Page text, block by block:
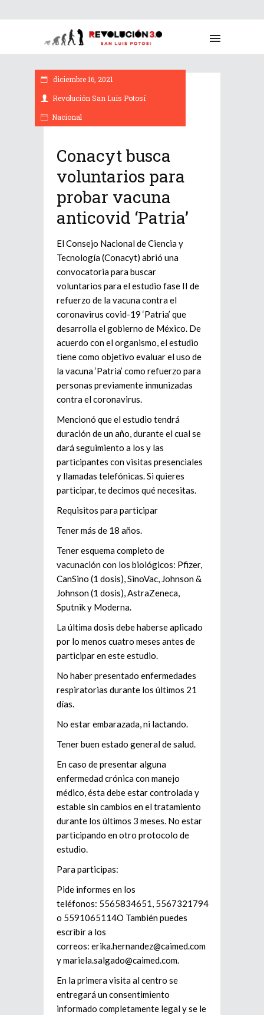
diciembre 16, 2021
Revolución San Luis Potosí
Nacional
Conacyt busca
voluntarios para
probar vacuna
anticovid ‘Patria’
El Consejo Nacional de Ciencia y
Tecnología (Conacyt) abrió una
convocatoria para buscar
voluntarios para el estudio fase II de
refuerzo de la vacuna contra el
coronavirus covid-19 ‘Patria’ que
desarrolla el gobierno de México. De
acuerdo con el organismo, el estudio
tiene como objetivo evaluar el uso de
la vacuna ‘Patria’ como refuerzo para
personas previamente inmunizadas
contra el coronavirus.
Mencionó que el estudio tendrá
duración de un año, durante el cual se
dará seguimiento a los y las
participantes con visitas presenciales
y llamadas telefónicas. Si quieres
participar, te decimos qué necesitas.
Requisitos para participar
Tener más de 18 años.
Tener esquema completo de
vacunación con los biológicos: Pfizer,
CanSino (1 dosis), SinoVac, Johnson &
Johnson (1 dosis), AstraZeneca,
Sputnik y Moderna.
La última dosis debe haberse aplicado
por lo menos cuatro meses antes de
participar en este estudio.
No haber presentado enfermedades
respiratorias durante los últimos 21
días.
No estar embarazada, ni lactando.
Tener buen estado general de salud.
En caso de presentar alguna
enfermedad crónica con manejo
médico, ésta debe estar controlada y
estable sin cambios en el tratamiento
durante los últimos 3 meses. No estar
participando en otro protocolo de
estudio.
Para participas:
Pide informes en los
teléfonos: 5565834651, 5567321794
o 5591065114O También puedes
escribir a los
correos: erika.hernandez@caimed.com
y mariela.salgado@caimed.com.
En la primera visita al centro se
entregará un consentimiento
informado completamente legal y se le